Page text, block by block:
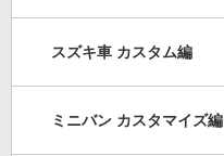
スズキ車 カスタム編
ミニバン カスタマイズ編